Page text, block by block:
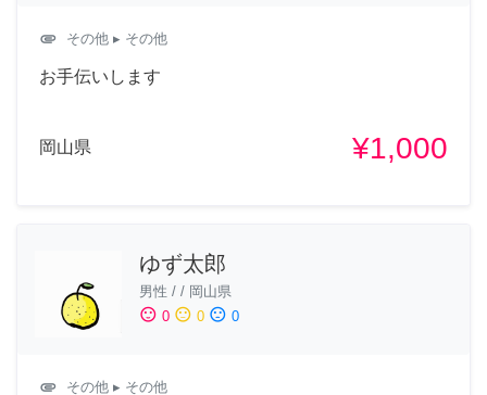
attachment その他 ▸ その他
お手伝いします
岡山県 ¥1,000
ゆず太郎
男性 / / 岡山県
sentiment_satisfied 0 sentiment_neutral 0 sentiment_dissatisfied 0
attachment その他 ▸ その他